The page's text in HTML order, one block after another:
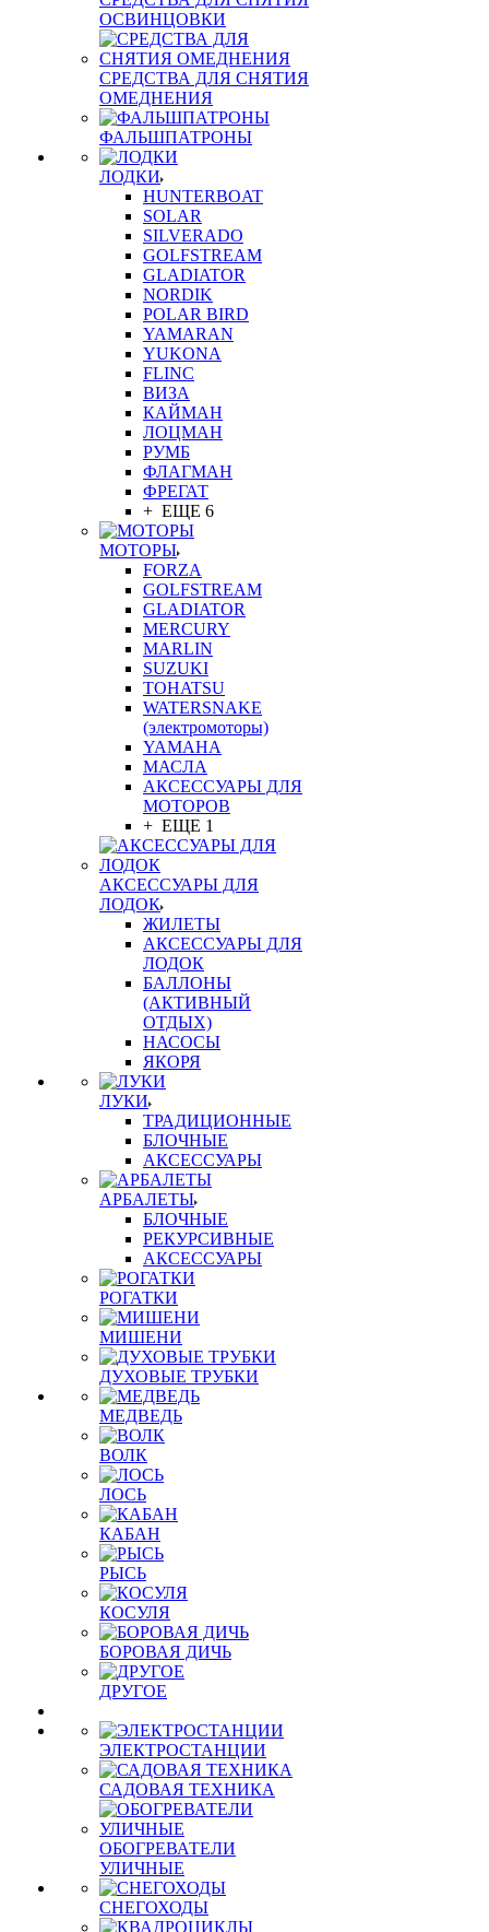
ОСВИНЦОВКИ
СРЕДСТВА ДЛЯ СНЯТИЯ
ОМЕДНЕНИЯ
ФАЛЬШПАТРОНЫ
ЛОДКИ
HUNTERBOAT
SOLAR
SILVERADO
GOLFSTREAM
GLADIATOR
NORDIK
POLAR BIRD
YAMARAN
YUKONA
FLINC
ВИЗА
КАЙМАН
ЛОЦМАН
РУМБ
ФЛАГМАН
ФРЕГАТ
+ ЕЩЕ 6
МОТОРЫ
FORZA
GOLFSTREAM
GLADIATOR
MERCURY
MARLIN
SUZUKI
TOHATSU
WATERSNAKE
(электромоторы)
YAMAHA
МАСЛА
АКСЕССУАРЫ ДЛЯ
МОТОРОВ
+ ЕЩЕ 1
АКСЕССУАРЫ ДЛЯ
ЛОДОК
ЖИЛЕТЫ
АКСЕССУАРЫ ДЛЯ
ЛОДОК
БАЛЛОНЫ
(АКТИВНЫЙ
ОТДЫХ)
НАСОСЫ
ЯКОРЯ
ЛУКИ
ТРАДИЦИОННЫЕ
БЛОЧНЫЕ
АКСЕССУАРЫ
АРБАЛЕТЫ
БЛОЧНЫЕ
РЕКУРСИВНЫЕ
АКСЕССУАРЫ
РОГАТКИ
МИШЕНИ
ДУХОВЫЕ ТРУБКИ
МЕДВЕДЬ
ВОЛК
ЛОСЬ
КАБАН
РЫСЬ
КОСУЛЯ
БОРОВАЯ ДИЧЬ
ДРУГОЕ
ЭЛЕКТРОСТАНЦИИ
САДОВАЯ ТЕХНИКА
ОБОГРЕВАТЕЛИ
УЛИЧНЫЕ
СНЕГОХОДЫ